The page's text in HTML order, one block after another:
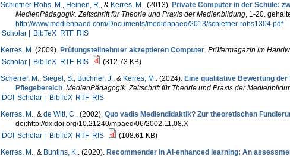
Schiefner-Rohs, M., Heinen, R., & Kerres, M.. (2013). Private Computer in der Schule:
MedienPädagogik. Zeitschrift für Theorie und Praxis der Medienbildung, 1-20.
http://www.medienpaed.com/Documents/medienpaed/2013/schiefner-rohs1304.pdf
Scholar |
BibTeX RTF RIS
Kerres, M . (2009). Prüfungsteilnehmer akzeptieren Computer. Prüfermagazin im
Scholar |
BibTeX RTF RIS
(312.73 KB)
Scherrer, M., Siegel, S., Buchner, J., & Kerres, M.. (2024). Eine qualitative Bewertung
Pflegebereich. MedienPädagogik. Zeitschrift für Theorie und Praxis der
DOI Scholar | BibTeX RTF RIS
Kerres, M., & de Witt, C.. (2002). Quo vadis Mediendidaktik? Zur theoretischen
doi:http://dx.doi.org/10.21240/mpaed/06/2002.11.08.X
DOI Scholar | BibTeX RTF RIS
(108.61 KB)
Kerres, M., & Buntins, K.. (2020). Recommender in AI-enhanced learning: An